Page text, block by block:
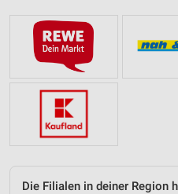
Die Filialen in deiner Region